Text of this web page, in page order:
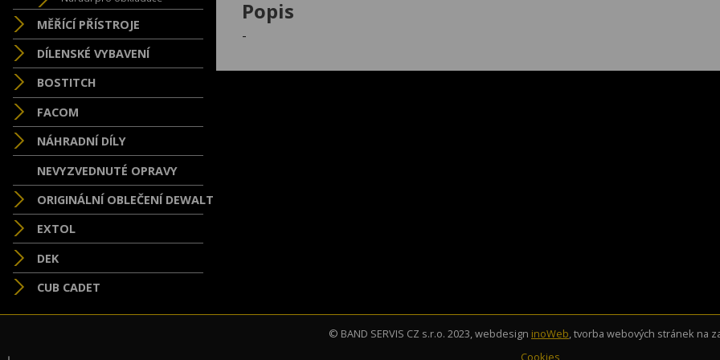
MĚŘÍCÍ PŘÍSTROJE
DÍLENSKÉ VYBAVENÍ
BOSTITCH
FACOM
NÁHRADNÍ DÍLY
NEVYZVEDNUTÉ OPRAVY
ORIGINÁLNÍ OBLEČENÍ DEWALT
EXTOL
DEK
CUB CADET
Popis
-
© BAND SERVIS CZ s.r.o. 2023, webdesign inoWeb, tvorba webových stránek na
Cookies